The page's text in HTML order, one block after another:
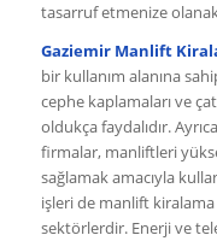
tasarruf etmenize
Gaziemir Manlift
bir kullanım alanına
cephe kaplamaları ve
oldukça faydalıdır.
firmalar, manliftleri
sağlamak amacıyla
işleri de manlift
sektörlerdir. Enerji ve